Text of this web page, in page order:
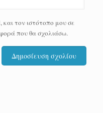
τον ιστότοπο μου σε
που θα σχολιάσω.